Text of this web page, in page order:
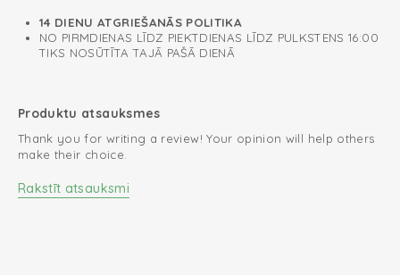
14 DIENU ATGRIEŠANĀS POLITIKA
NO PIRMDIENAS LĪDZ PIEKTDIENAS LĪDZ PULKSTENS 16:00
TIKS NOSŪTĪTA TAJĀ PAŠĀ DIENĀ
Produktu atsauksmes
Thank you for writing a review! Your opinion will help others
make their choice.
Rakstīt atsauksmi